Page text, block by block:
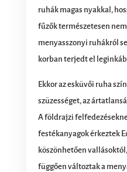
ruhák magas nyakkal,
fűzők természetesen
menyasszonyi ruhákról
korban terjedt el
Ekkor az esküvői ruha
szüzességet, az
A földrajzi
festékanyagok érkeztek
köszönhetően
függően változtak a